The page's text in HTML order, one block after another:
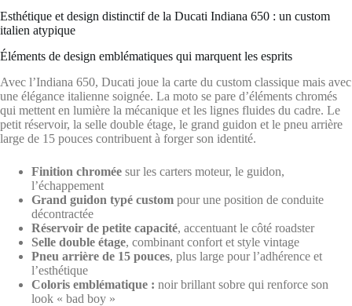
Esthétique et design distinctif de la Ducati Indiana 650 : un custom
italien atypique
Éléments de design emblématiques qui marquent les esprits
Avec l’Indiana 650, Ducati joue la carte du custom classique mais avec
une élégance italienne soignée. La moto se pare d’éléments chromés
qui mettent en lumière la mécanique et les lignes fluides du cadre. Le
petit réservoir, la selle double étage, le grand guidon et le pneu arrière
large de 15 pouces contribuent à forger son identité.
Finition chromée sur les carters moteur, le guidon,
l’échappement
Grand guidon typé custom pour une position de conduite
décontractée
Réservoir de petite capacité, accentuant le côté roadster
Selle double étage, combinant confort et style vintage
Pneu arrière de 15 pouces, plus large pour l’adhérence et
l’esthétique
Coloris emblématique : noir brillant sobre qui renforce son
look « bad boy »